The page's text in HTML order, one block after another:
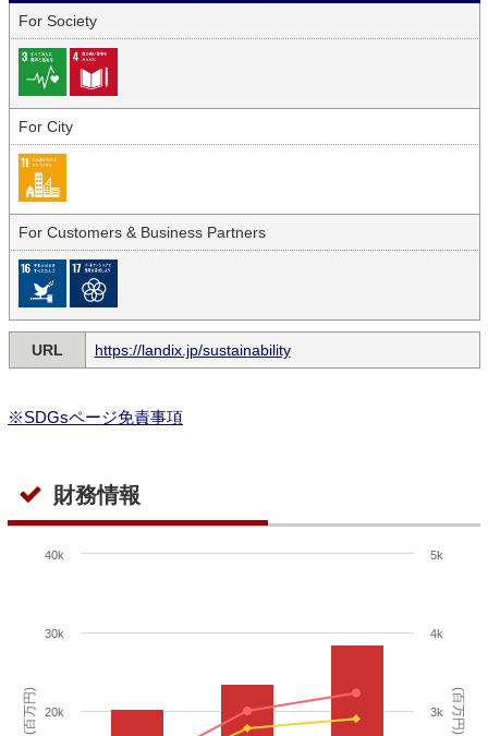
For Society
For City
For Customers & Business Partners
URL https://landix.jp/sustainability
※SDGsページ免責事項
財務情報
(百万円) (百万円)
20k
30k
40k
3k
4k
5k